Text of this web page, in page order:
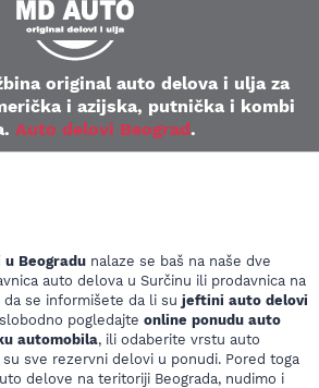
original auto delova i ulja za
i azijska, putnička i kombi
Auto delovi Beograd.
Beogradu nalaze se baš na naše dve
auto delova u Surčinu ili prodavnica na
se informišete da li su jeftini auto delovi
pogledajte online ponudu auto
automobila, ili odaberite vrstu auto
sve rezervni delovi u ponudi. Pored toga
delove na teritoriji Beograda, nudimo i